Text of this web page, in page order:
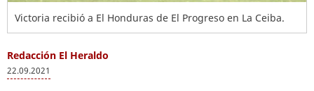
Victoria recibió a El Honduras de El Progreso en La Ceiba.
Redacción El Heraldo
22.09.2021